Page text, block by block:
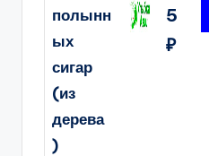
полынн
ых
сигар
(из
дерева
)
5
₽